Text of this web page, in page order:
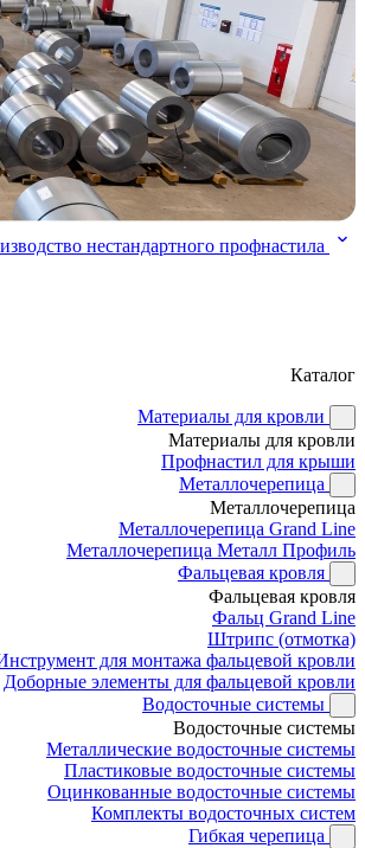
нестандартного профнастила
Каталог
Материалы для кровли
Материалы для кровли
Профнастил для крыши
Металлочерепица
Металлочерепица
Металлочерепица Grand Line
Металлочерепица Металл Профиль
Фальцевая кровля
Фальцевая кровля
Фальц Grand Line
Штрипс (отмотка)
для монтажа фальцевой кровли
Доборные элементы для фальцевой кровли
Водосточные системы
Водосточные системы
Металлические водосточные системы
Пластиковые водосточные системы
Оцинкованные водосточные системы
Комплекты водосточных систем
Гибкая черепица